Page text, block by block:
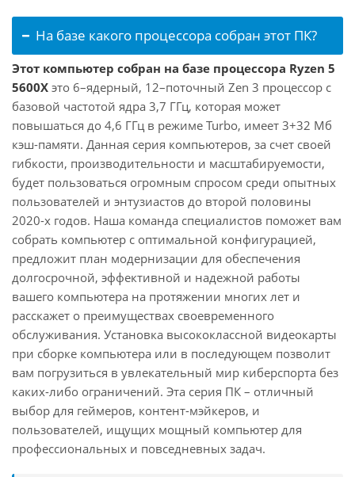
На базе какого процессора собран этот ПК?
Этот компьютер собран на базе процессора Ryzen 5
5600X это 6–ядерный, 12–поточный Zen 3 процессор с
базовой частотой ядра 3,7 ГГц, которая может
повышаться до 4,6 ГГц в режиме Turbo, имеет 3+32 Мб
кэш-памяти. Данная серия компьютеров, за счет своей
гибкости, производительности и масштабируемости,
будет пользоваться огромным спросом среди опытных
пользователей и энтузиастов до второй половины
2020-х годов. Наша команда специалистов поможет вам
собрать компьютер с оптимальной конфигурацией,
предложит план модернизации для обеспечения
долгосрочной, эффективной и надежной работы
вашего компьютера на протяжении многих лет и
расскажет о преимуществах своевременного
обслуживания. Установка высококлассной видеокарты
при сборке компьютера или в последующем позволит
вам погрузиться в увлекательный мир киберспорта без
каких-либо ограничений. Эта серия ПК – отличный
выбор для геймеров, контент-мэйкеров, и
пользователей, ищущих мощный компьютер для
профессиональных и повседневных задач.